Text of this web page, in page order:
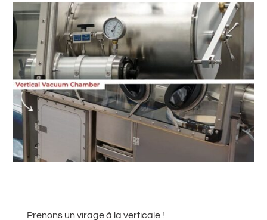
# Retour à toutes les actualités
Prenons un virage à la verticale !